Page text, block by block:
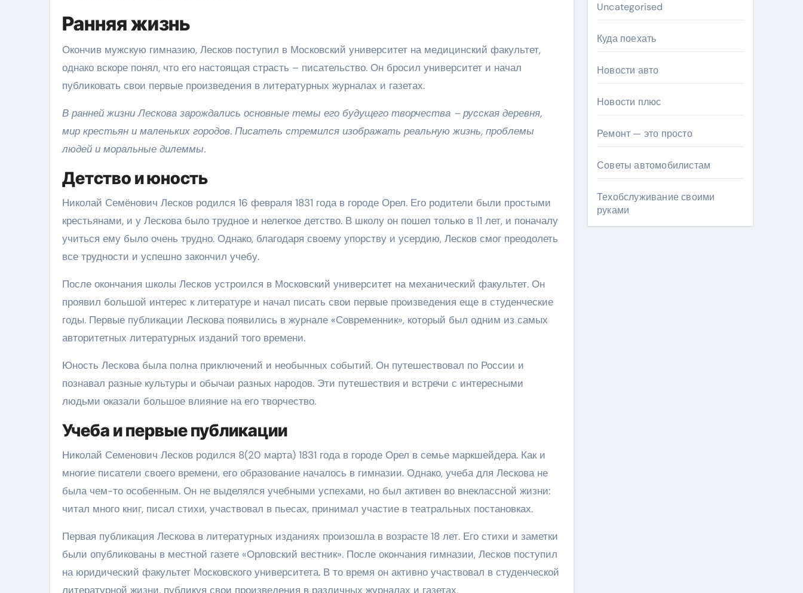
Ранняя жизнь
Окончив мужскую гимназию, Лесков поступил в Московский университет на медицинский факультет,
однако вскоре понял, что его настоящая страсть – писательство. Он бросил университет и начал
публиковать свои первые произведения в литературных журналах и газетах.
В ранней жизни Лескова зарождались основные темы его будущего творчества – русская деревня,
мир крестьян и маленьких городов. Писатель стремился изображать реальную жизнь, проблемы
людей и моральные дилеммы.
Детство и юность
Николай Семёнович Лесков родился 16 февраля 1831 года в городе Орел. Его родители были простыми
крестьянами, и у Лескова было трудное и нелегкое детство. В школу он пошел только в 11 лет, и поначалу
учиться ему было очень трудно. Однако, благодаря своему упорству и усердию, Лесков смог преодолеть
все трудности и успешно закончил учебу.
После окончания школы Лесков устроился в Московский университет на механический факультет. Он
проявил большой интерес к литературе и начал писать свои первые произведения еще в студенческие
годы. Первые публикации Лескова появились в журнале «Современник», который был одним из самых
авторитетных литературных изданий того времени.
Юность Лескова была полна приключений и необычных событий. Он путешествовал по России и
познавал разные культуры и обычаи разных народов. Эти путешествия и встречи с интересными
людьми оказали большое влияние на его творчество.
Учеба и первые публикации
Николай Семенович Лесков родился 8(20 марта) 1831 года в городе Орел в семье маркшейдера. Как и
многие писатели своего времени, его образование началось в гимназии. Однако, учеба для Лескова не
была чем-то особенным. Он не выделялся учебными успехами, но был активен во внеклассной жизни:
читал много книг, писал стихи, участвовал в пьесах, принимал участие в театральных постановках.
Первая публикация Лескова в литературных изданиях произошла в возрасте 18 лет. Его стихи и заметки
были опубликованы в местной газете «Орловский вестник». После окончания гимназии, Лесков поступил
на юридический факультет Московского университета. В то время он активно участвовал в студенческой
литературной жизни, публикуя свои произведения в различных журналах и газетах.
Uncategorised
Куда поехать
Новости авто
Новости плюс
Ремонт — это просто
Советы автомобилистам
Техобслуживание своими
руками